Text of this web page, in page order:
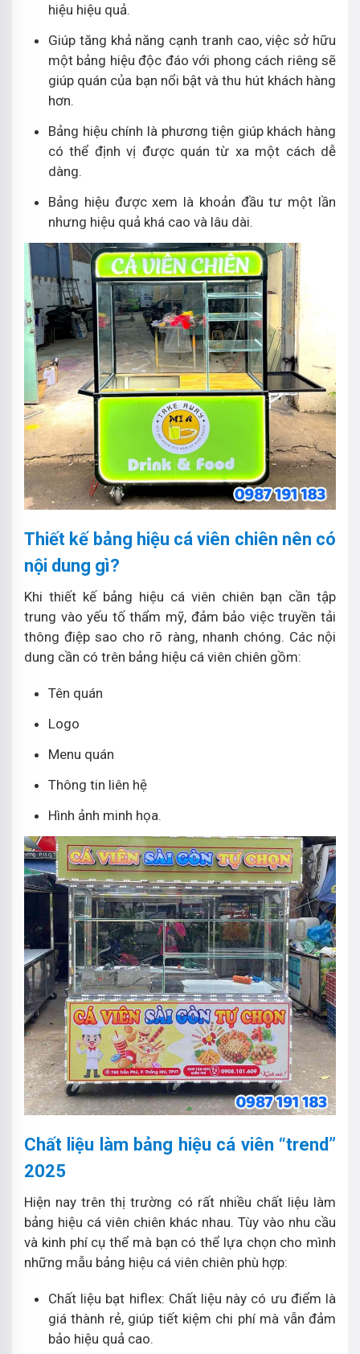
hiệu hiệu quả.
Giúp tăng khả năng cạnh tranh cao, việc sở hữu
một bảng hiệu độc đáo với phong cách riêng sẽ
giúp quán của bạn nổi bật và thu hút khách hàng
hơn.
Bảng hiệu chính là phương tiện giúp khách hàng
có thể định vị được quán từ xa một cách dễ
dàng.
Bảng hiệu được xem là khoản đầu tư một lần
nhưng hiệu quả khá cao và lâu dài.
Thiết kế bảng hiệu cá viên chiên nên có
nội dung gì?
Khi thiết kế bảng hiệu cá viên chiên bạn cần tập
trung vào yếu tố thẩm mỹ, đảm bảo việc truyền tải
thông điệp sao cho rõ ràng, nhanh chóng. Các nội
dung cần có trên bảng hiệu cá viên chiên gồm:
Tên quán
Logo
Menu quán
Thông tin liên hệ
Hình ảnh minh họa.
Chất liệu làm bảng hiệu cá viên “trend”
2025
Hiện nay trên thị trường có rất nhiều chất liệu làm
bảng hiệu cá viên chiên khác nhau. Tùy vào nhu cầu
và kinh phí cụ thể mà bạn có thể lựa chọn cho mình
những mẫu bảng hiệu cá viên chiên phù hợp:
Chất liệu bạt hiflex: Chất liệu này có ưu điểm là
giá thành rẻ, giúp tiết kiệm chi phí mà vẫn đảm
bảo hiệu quả cao.